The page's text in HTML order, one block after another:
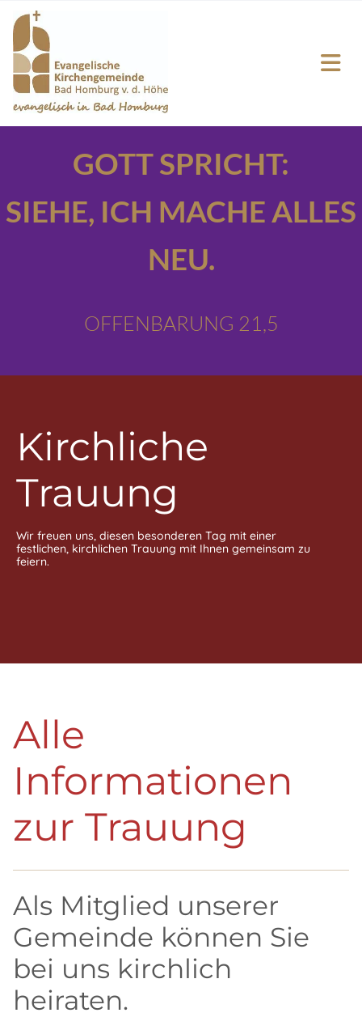
GOTT SPRICHT:
SIEHE, ICH MACHE ALLES
NEU.
OFFENBARUNG 21,5
Kirchliche
Trauung
Wir freuen uns, diesen besonderen Tag mit einer
festlichen, kirchlichen Trauung mit Ihnen gemeinsam zu
feiern.
Alle
Informationen
zur Trauung
Als Mitglied unserer
Gemeinde können Sie
bei uns kirchlich
heiraten.